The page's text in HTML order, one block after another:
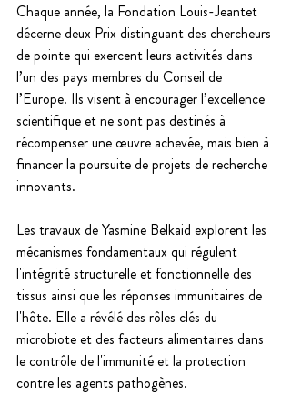
Chaque année, la Fondation Louis-Jeantet
décerne deux Prix distinguant des chercheurs
de pointe qui exercent leurs activités dans
l’un des pays membres du Conseil de
l’Europe. Ils visent à encourager l’excellence
scientifique et ne sont pas destinés à
récompenser une œuvre achevée, mais bien à
financer la poursuite de projets de recherche
innovants.
Les travaux de Yasmine Belkaid explorent les
mécanismes fondamentaux qui régulent
l'intégrité structurelle et fonctionnelle des
tissus ainsi que les réponses immunitaires de
l'hôte. Elle a révélé des rôles clés du
microbiote et des facteurs alimentaires dans
le contrôle de l'immunité et la protection
contre les agents pathogènes.